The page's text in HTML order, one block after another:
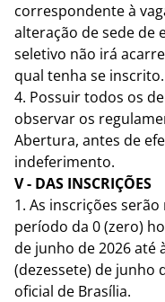
correspondente à
alteração de sede de
seletivo não irá
qual tenha se inscrito.
4. Possuir todos os
observar os
Abertura, antes de
indeferimento.
V - DAS INSCRIÇÕES
1. As inscrições
período da 0 (zero)
de junho de 2026 até
(dezessete) de junho
oficial de Brasília.